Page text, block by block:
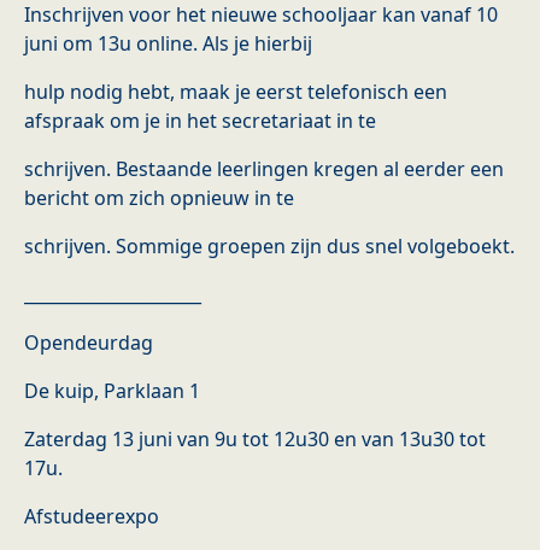
Inschrijven voor het nieuwe schooljaar kan vanaf 10
juni om 13u online. Als je hierbij
hulp nodig hebt, maak je eerst telefonisch een
afspraak om je in het secretariaat in te
schrijven. Bestaande leerlingen kregen al eerder een
bericht om zich opnieuw in te
schrijven. Sommige groepen zijn dus snel volgeboekt.
Opendeurdag
De kuip, Parklaan 1
Zaterdag 13 juni van 9u tot 12u30 en van 13u30 tot
17u.
Afstudeerexpo